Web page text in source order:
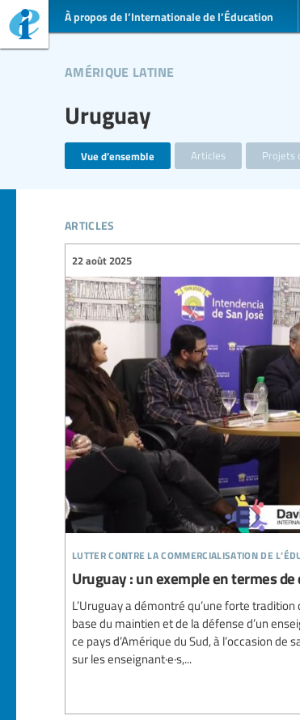
À propos de l’Internationale de l’Éducation
Uruguay
amérique latine
Vue d’ensemble Articles Projets
articles
lutter contre la commercialisation de
22 août 2025
Uruguay : un exemple en termes
L’Uruguay a démontré qu’une forte
base du maintien et de la défense d’un
ce pays d’Amérique du Sud, à l’occasion de
sur les enseignant·e·s,...